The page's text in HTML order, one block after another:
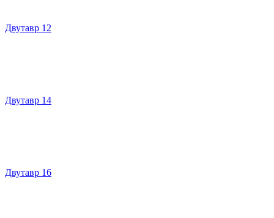
Двутавр 12
Двутавр 14
Двутавр 16